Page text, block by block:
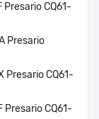
Presario CQ61-
Presario
Presario CQ61-
Presario CQ61-